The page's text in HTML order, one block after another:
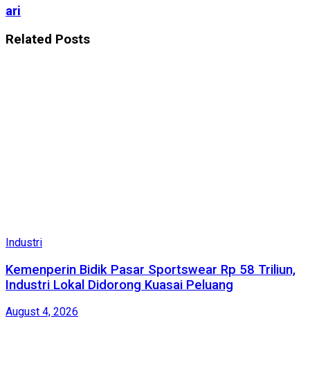
ari
Related Posts
Industri
Kemenperin Bidik Pasar Sportswear Rp 58 Triliun,
Industri Lokal Didorong Kuasai Peluang
August 4, 2026